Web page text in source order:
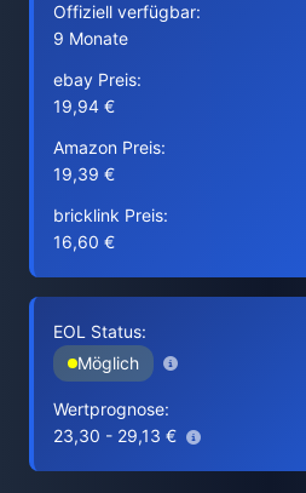
Offiziell verfügbar:
9 Monate
ebay Preis:
19,94 €
Amazon Preis:
19,39 €
bricklink Preis:
16,60 €
EOL Status:
Möglich
Wertprognose:
23,30 - 29,13 €